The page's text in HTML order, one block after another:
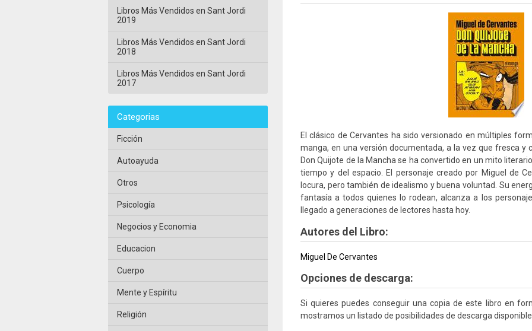
El clásico de Cervantes ha sido versionado en múltiples
manga, en una versión documentada, a la vez que fresca y
Don Quijote de la Mancha se ha convertido en un mito
tiempo y del espacio. El personaje creado por Miguel de
locura, pero también de idealismo y buena voluntad. Su
fantasía a todos quienes lo rodean, alcanza a los
llegado a generaciones de lectores hasta hoy.
Autores del Libro:
Miguel De Cervantes
Opciones de descarga:
Si quieres puedes conseguir una copia de este libro en
mostramos un listado de posibilidades de descarga
Libros Más Vendidos en Sant Jordi
2019
Libros Más Vendidos en Sant Jordi
2018
Libros Más Vendidos en Sant Jordi
2017
Categorias
Ficción
Autoayuda
Otros
Psicología
Negocios y Economia
Educacion
Cuerpo
Mente y Espíritu
Religión